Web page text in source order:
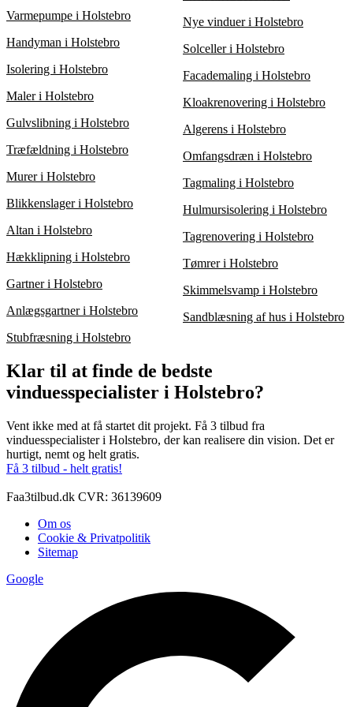
Varmepumpe i Holstebro
Handyman i Holstebro
Isolering i Holstebro
Maler i Holstebro
Gulvslibning i Holstebro
Træfældning i Holstebro
Murer i Holstebro
Blikkenslager i Holstebro
Altan i Holstebro
Hækklipning i Holstebro
Gartner i Holstebro
Anlægsgartner i Holstebro
Stubfræsning i Holstebro
Nye vinduer i Holstebro
Solceller i Holstebro
Facademaling i Holstebro
Kloakrenovering i Holstebro
Algerens i Holstebro
Omfangsdræn i Holstebro
Tagmaling i Holstebro
Hulmursisolering i Holstebro
Tagrenovering i Holstebro
Tømrer i Holstebro
Skimmelsvamp i Holstebro
Sandblæsning af hus i Holstebro
Klar til at finde de bedste
vinduesspecialister i Holstebro?
Vent ikke med at få startet dit projekt. Få 3 tilbud fra
vinduesspecialister i Holstebro, der kan realisere din vision. Det er
hurtigt, nemt og helt gratis.
Få 3 tilbud - helt gratis!
Faa3tilbud.dk CVR: 36139609
Om os
Cookie & Privatpolitik
Sitemap
Google